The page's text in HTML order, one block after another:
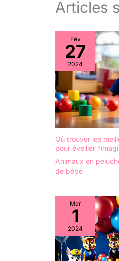
Articles
Fév
27
2024
Où trouver les
pour éveiller
Animaux en
de bébé
Mar
1
2024